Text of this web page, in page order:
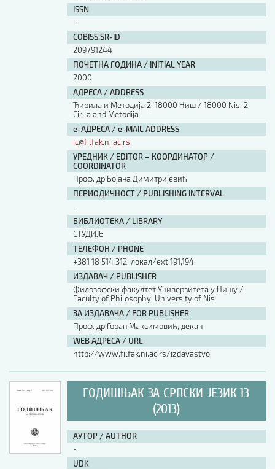
ISSN
-
COBISS.SR-ID
209791244
ПОЧЕТНА ГОДИНА / INITIAL YEAR
2000
АДРЕСА / ADDRESS
Ћирила и Методија 2, 18000 Ниш / 18000 Nis, 2
Cirila and Metodija
е-АДРЕСА / e-MAIL ADDRESS
ic@filfak.ni.ac.rs
УРЕДНИК / EDITOR – КООРДИНАТОР /
COORDINATOR
Проф. др Бојана Димитријевић
ПЕРИОДИЧНОСТ / PUBLISHING INTERVAL
-
БИБЛИОТЕКА / LIBRARY
СТУДИЈЕ
ТЕЛЕФОН / PHONE
+381 18 514 312, локал/ext 191,194
ИЗДАВАЧ / PUBLISHER
Филозофски факултет Универзитета у Нишу /
Faculty of Philosophy, University of Nis
ЗА ИЗДАВАЧА / FOR PUBLISHER
Проф. др Горан Максимовић, декан
WEB АДРЕСА / URL
http://www.filfak.ni.ac.rs/izdavastvo
ГОДИШЊАК ЗА СРПСКИ ЈЕЗИК 13
(2013)
АУТОР / AUTHOR
-
UDK